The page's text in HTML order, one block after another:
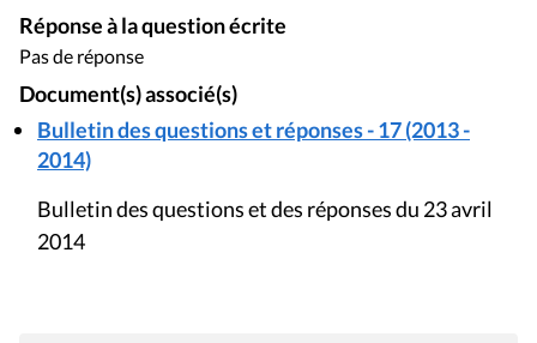
Réponse à la question écrite
Pas de réponse
Document(s) associé(s)
Bulletin des questions et réponses - 17 (2013 -
2014)
Bulletin des questions et des réponses du 23 avril
2014